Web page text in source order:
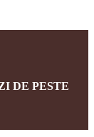
DE PESTE